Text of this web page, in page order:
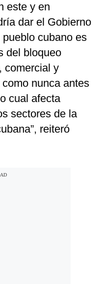
este y en
dar el Gobierno
cubano es
del bloqueo
comercial y
nunca antes
cual afecta
sectores de la
reiteró